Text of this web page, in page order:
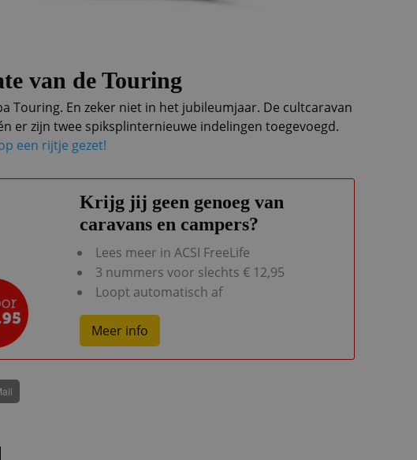
van de Touring
Touring. En zeker niet in het jubileumjaar. De cultcaravan
er zijn twee spiksplinternieuwe indelingen toegevoegd.
een rijtje gezet!
Krijg jij geen genoeg van
caravans en campers?
Lees meer in ACSI FreeLife
3 nummers voor slechts € 12,95
Loopt automatisch af
Meer info